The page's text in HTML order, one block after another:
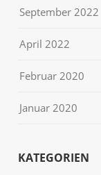
September 2022
April 2022
Februar 2020
Januar 2020
KATEGORIEN